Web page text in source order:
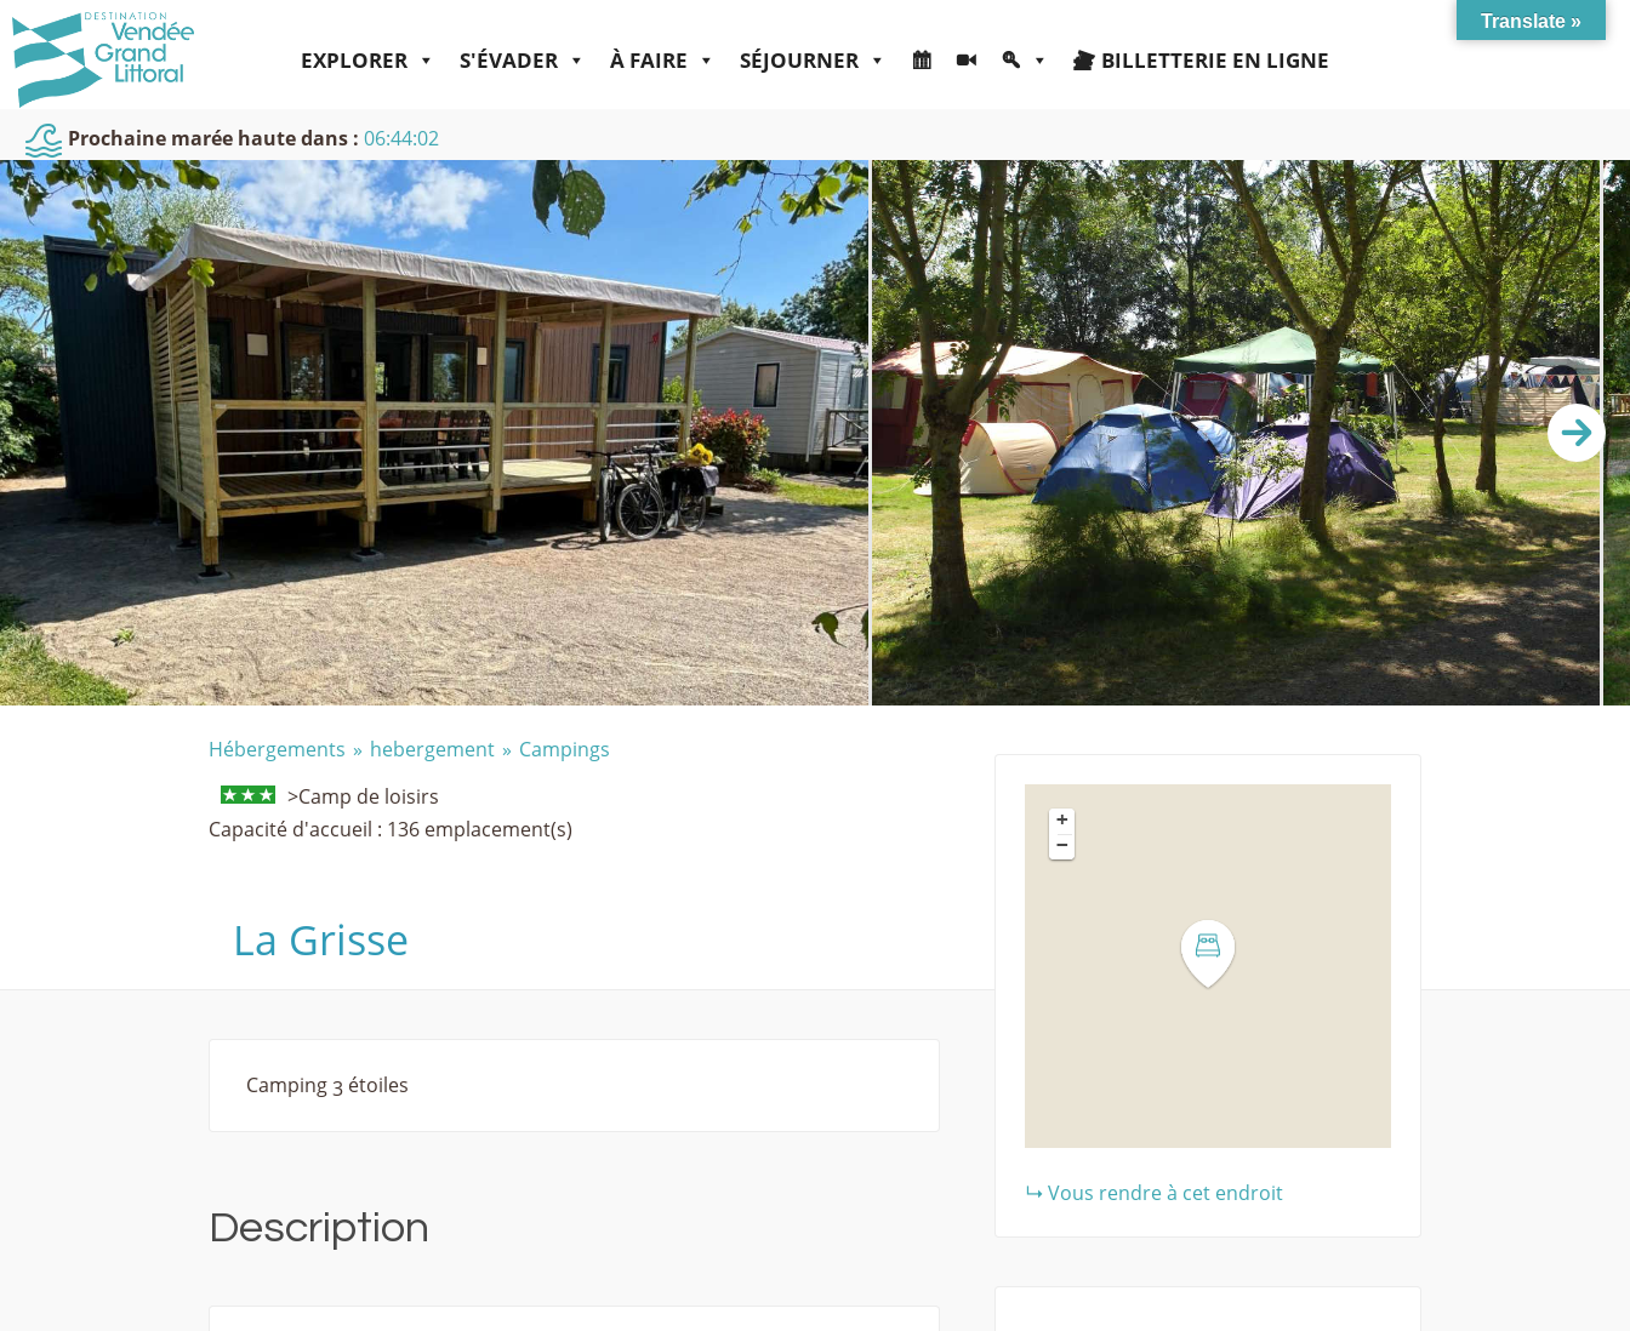
EXPLORER S'ÉVADER À FAIRE SÉJOURNER BILLETTERIE EN LIGNE
Prochaine marée haute dans : 06:44:01
Hébergements hebergement
Campings
>Camp de loisirs
Capacité d'accueil : 136 emplacement(s)
La Grisse
Camping 3 étoiles
Description
+
−
Vous rendre à cet endroit
Translate »